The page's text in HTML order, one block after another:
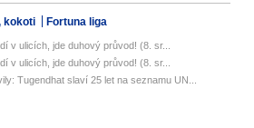
kokoti Fortuna liga
v ulicích, jde duhový průvod! (8. sr...
v ulicích, jde duhový průvod! (8. sr...
Tugendhat slaví 25 let na seznamu UN...